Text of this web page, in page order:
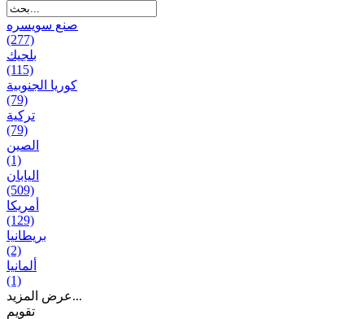
صنع سویسره
(277)
بلجيك
(115)
كوريا الجنوبية
(79)
تركية
(79)
الصين
(1)
اليابان
(509)
أمريكا
(129)
بریطانیا
(2)
ألمانيا
(1)
عرض المزيد...
تقويم